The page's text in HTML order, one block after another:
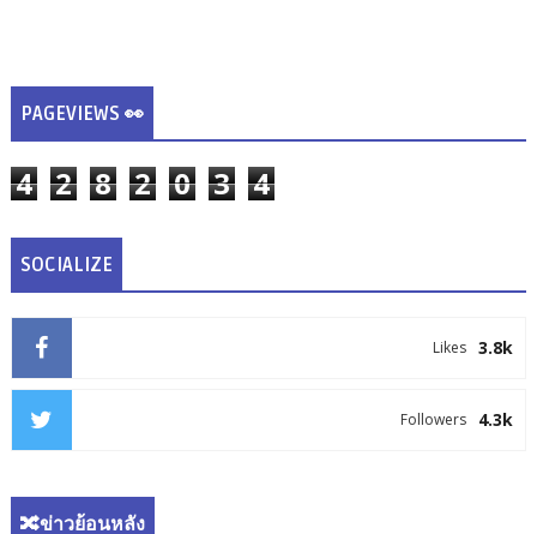
PAGEVIEWS 👀
4 2 8 2 0 3 4
SOCIALIZE
3.8k
Likes
4.3k
Followers
🔀ข่าวย้อนหลัง